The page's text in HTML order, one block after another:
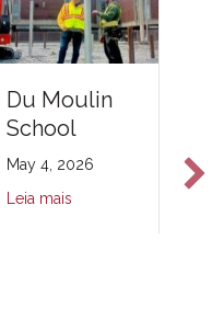
Du Moulin
School
May 4, 2026
Leia mais